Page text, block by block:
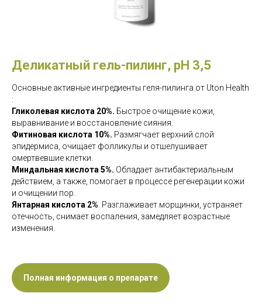
Деликатный гель-пилинг, pH 3,5
Основные активные ингредиенты геля-пилинга от Uton Health
:
Гликолевая кислота 20%. Быстрое очищение кожи,
выравнивание и восстановление сияния.
Фитиновая кислота 10%. Размягчает верхний слой
эпидермиса, очищает фолликулы и отшелушивает
омертвевшие клетки.
Миндальная кислота 5%. Обладает антибактериальным
действием, а также, помогает в процессе регенерации кожи
и очищении пор.
Янтарная кислота 2%. Разглаживает морщинки, устраняет
отечность, снимает воспаления, замедляет возрастные
изменения.
Полная информация о препарате